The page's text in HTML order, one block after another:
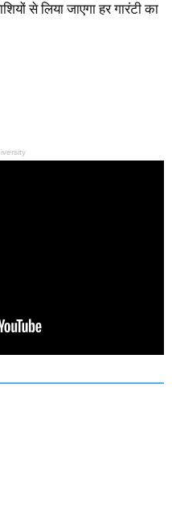
से लिया जाएगा हर गारंटी का